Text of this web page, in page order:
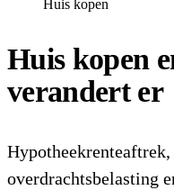
Huis kopen
Huis kopen
verandert er
overdrachtsbelasting